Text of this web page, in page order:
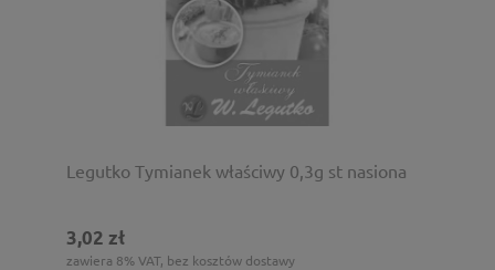
Legutko Tymianek właściwy 0,3g st nasiona
3,02 zł
zawiera 8% VAT, bez kosztów dostawy